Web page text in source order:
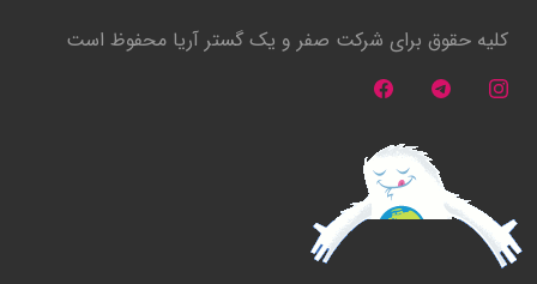
کلیه حقوق برای شرکت صفر و یک گستر آریا محفوظ است